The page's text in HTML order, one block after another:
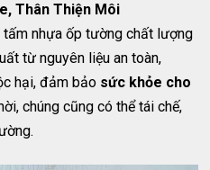
Thân Thiện Môi
tấm nhựa ốp tường chất lượng
từ nguyên liệu an toàn,
hại, đảm bảo sức khỏe cho
chúng cũng có thể tái chế,